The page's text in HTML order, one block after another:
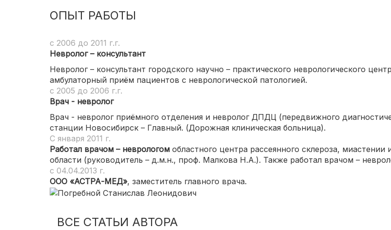
ОПЫТ РАБОТЫ
c 2006 до 2011 г.г.
Невролог – консультант
Невролог – консультант городского научно – практического неврологического
амбулаторный приём пациентов с неврологической патологией.
c 2005 до 2006 г.г.
Врач - невролог
Врач - невролог приёмного отделения и невролог ДПДЦ (передвижного
станции Новосибирск – Главный. (Дорожная клиническая больница).
С января 2011 г.
Работал врачом – неврологом областного центра рассеянного склероза,
области (руководитель – д.м.н., проф. Малкова Н.А.). Также работал врачом –
с 04.04.2013 г.
ООО «АСТРА-МЕД», заместитель главного врача.
ВСЕ СТАТЬИ АВТОРА